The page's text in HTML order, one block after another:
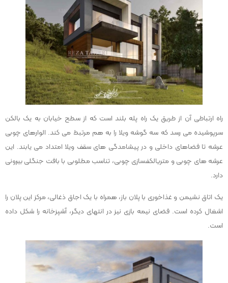
راه ارتباطی آن از طریق یک راه پله بلند است که از سطح خیابان به یک بالکن
سرپوشیده می رسد که سه گوشه ویلا را به هم مرتبط می کند. الوارهای چوبی
عرشه تا فضاهای داخلی و در پیشامدگی های سقف ویلا امتداد می یابند. این
عرشه های چوبی و متریالکفسازی چوبی، تناسب مطلوبی با بافت جنگلی بیرونی
دارد.
یک اتاق نشیمن و غذاخوری با پلان باز، همراه با یک اجاق ذغالی، مرکز این پلان را
اشغال کرده است. فضای نیمه بازی نیز در انتهای دیگر، آشپزخانه را شکل داده
است.